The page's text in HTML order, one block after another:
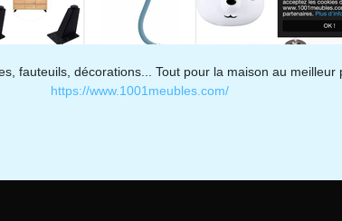
fauteuils, décorations... Tout pour la maison au meilleur
https://www.1001meubles.com/